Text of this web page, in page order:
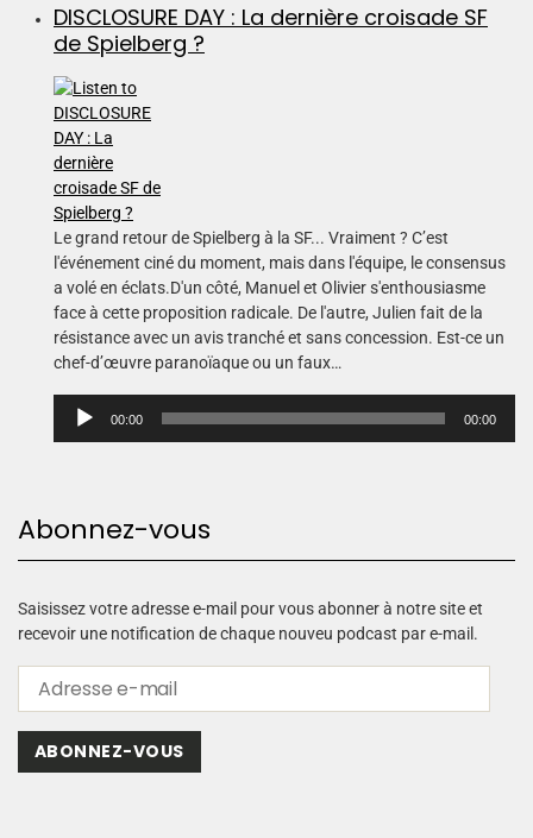
DISCLOSURE DAY : La dernière croisade SF
de Spielberg ?
Le grand retour de Spielberg à la SF... Vraiment ? C’est
l'événement ciné du moment, mais dans l'équipe, le consensus
a volé en éclats.D'un côté, Manuel et Olivier s'enthousiasme
face à cette proposition radicale. De l'autre, Julien fait de la
résistance avec un avis tranché et sans concession. Est-ce un
chef-d’œuvre paranoïaque ou un faux…
u
u
d
o
00:00 00:00
Abonnez-vous
Saisissez votre adresse e-mail pour vous abonner à notre site et
recevoir une notification de chaque nouveu podcast par e-mail.
ABONNEZ-VOUS